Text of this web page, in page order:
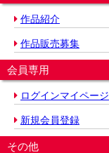
作品紹介
作品販売募集
会員専用
ログインマイページ
新規会員登録
その他